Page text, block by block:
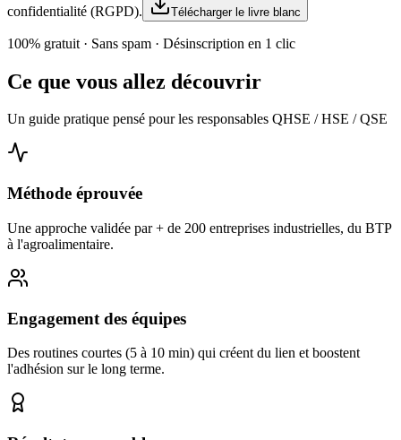
confidentialité (RGPD).
Télécharger le livre blanc
100% gratuit · Sans spam · Désinscription en 1 clic
Ce que vous allez découvrir
Un guide pratique pensé pour les responsables QHSE / HSE / QSE
Méthode éprouvée
Une approche validée par + de 200 entreprises industrielles, du BTP
à l'agroalimentaire.
Engagement des équipes
Des routines courtes (5 à 10 min) qui créent du lien et boostent
l'adhésion sur le long terme.